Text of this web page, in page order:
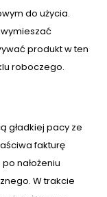
do użycia.
produkt w ten
roboczego.
gładkiej pacy ze
fakturę
nałożeniu
W trakcie